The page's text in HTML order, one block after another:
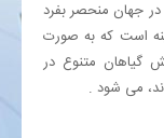
جهان منحصر بفرد
است که به صورت
گیاهان متنوع در
می شود .